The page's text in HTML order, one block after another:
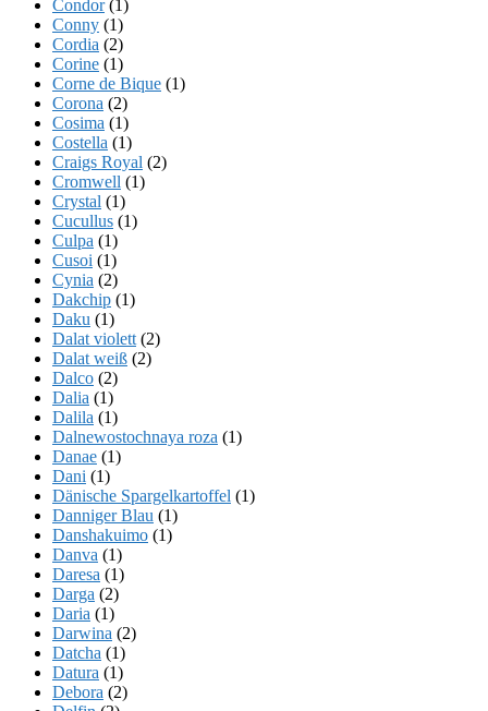
Condor(1)
Conny (1)
Cordia (2)
Corine (1)
Corne de Bique (1)
Corona (2)
Cosima (1)
Costella (1)
Craigs Royal (2)
Cromwell (1)
Crystal (1)
Cucullus (1)
Culpa (1)
Cusoi (1)
Cynia (2)
Dakchip (1)
Daku (1)
Dalat violett (2)
Dalat weiß (2)
Dalco (2)
Dalia (1)
Dalila (1)
Dalnewostochnaya roza (1)
Danae (1)
Dani (1)
Dänische Spargelkartoffel (1)
Danniger Blau (1)
Danshakuimo (1)
Danva (1)
Daresa (1)
Darga (2)
Daria (1)
Darwina (2)
Datcha (1)
Datura (1)
Debora (2)